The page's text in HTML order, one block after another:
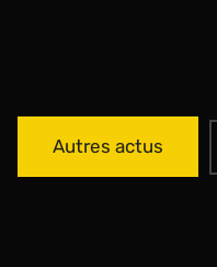
Autres actus